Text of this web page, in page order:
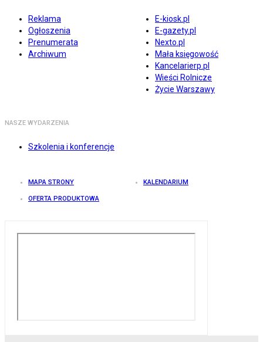
Reklama
Ogłoszenia
Prenumerata
Archiwum
E-kiosk.pl
E-gazety.pl
Nexto.pl
Mała księgowość
Kancelarierp.pl
Wieści Rolnicze
Życie Warszawy
NASZE WYDARZENIA
Szkolenia i konferencje
MAPA STRONY KALENDARIUM
OFERTA PRODUKTOWA